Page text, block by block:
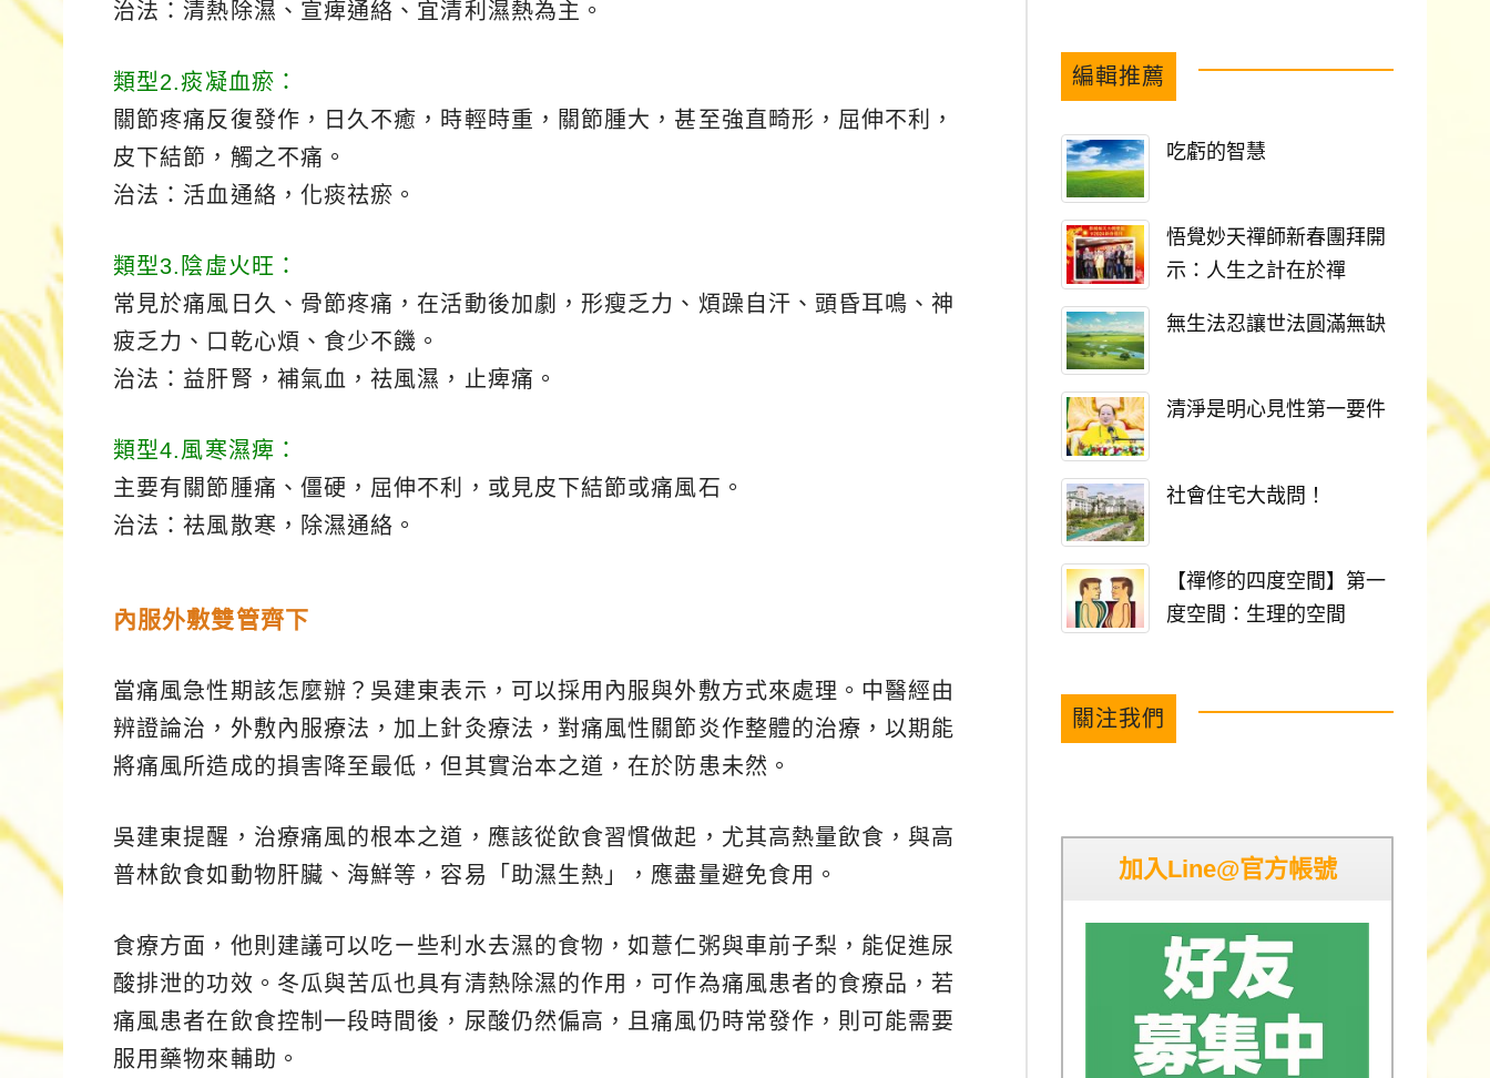
治法：清熱除濕、宣痺通絡、宜清利濕熱為主。
類型2.痰凝血瘀：
關節疼痛反復發作，日久不癒，時輕時重，關節腫大，甚至強直畸形，屈伸不利，
皮下結節，觸之不痛。
治法：活血通絡，化痰祛瘀。
類型3.陰虛火旺：
常見於痛風日久、骨節疼痛，在活動後加劇，形瘦乏力、煩躁自汗、頭昏耳鳴、神
疲乏力、口乾心煩、食少不饑。
治法：益肝腎，補氣血，祛風濕，止痺痛。
類型4.風寒濕痺：
主要有關節腫痛、僵硬，屈伸不利，或見皮下結節或痛風石。
治法：祛風散寒，除濕通絡。
內服外敷雙管齊下
當痛風急性期該怎麼辦？吳建東表示，可以採用內服與外敷方式來處理。中醫經由
辨證論治，外敷內服療法，加上針灸療法，對痛風性關節炎作整體的治療，以期能
將痛風所造成的損害降至最低，但其實治本之道，在於防患未然。
吳建東提醒，治療痛風的根本之道，應該從飲食習慣做起，尤其高熱量飲食，與高
普林飲食如動物肝臟、海鮮等，容易「助濕生熱」，應盡量避免食用。
食療方面，他則建議可以吃ㄧ些利水去濕的食物，如薏仁粥與車前子梨，能促進尿
酸排泄的功效。冬瓜與苦瓜也具有清熱除濕的作用，可作為痛風患者的食療品，若
痛風患者在飲食控制一段時間後，尿酸仍然偏高，且痛風仍時常發作，則可能需要
服用藥物來輔助。
編輯推薦
吃虧的智慧
悟覺妙天禪師新春團拜開
示：人生之計在於禪
無生法忍讓世法圓滿無缺
清淨是明心見性第一要件
社會住宅大哉問！
【禪修的四度空間】第一
度空間：生理的空間
關注我們
加入Line@官方帳號